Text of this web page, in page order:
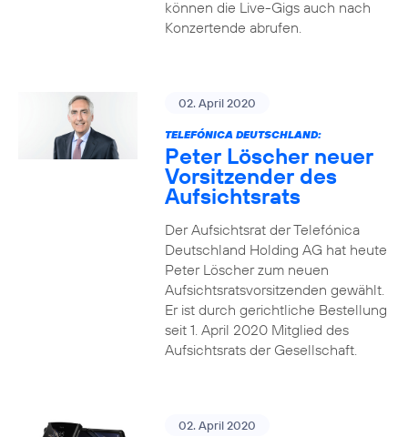
können die Live-Gigs auch nach
Konzertende abrufen.
02. April 2020
TELEFÓNICA DEUTSCHLAND:
Peter Löscher neuer
Vorsitzender des
Aufsichtsrats
Der Aufsichtsrat der Telefónica
Deutschland Holding AG hat heute
Peter Löscher zum neuen
Aufsichtsratsvorsitzenden gewählt.
Er ist durch gerichtliche Bestellung
seit 1. April 2020 Mitglied des
Aufsichtsrats der Gesellschaft.
02. April 2020